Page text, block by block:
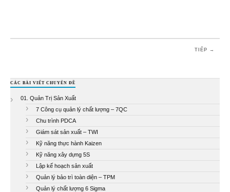
TIẾP →
CÁC BÀI VIẾT CHUYÊN ĐỀ
01. Quản Trị Sản Xuất
7 Công cụ quản lý chất lượng – 7QC
Chu trình PDCA
Giám sát sản xuất – TWI
Kỹ năng thực hành Kaizen
Kỹ năng xây dựng 5S
Lập kế hoạch sản xuất
Quản lý bảo trì toàn diện – TPM
Quản lý chất lượng 6 Sigma